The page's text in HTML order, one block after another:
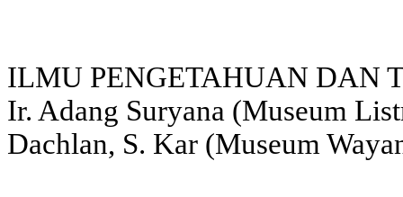
ILMU PENGETAHUAN DAN
Ir. Adang Suryana (Museum
Dachlan, S. Kar (Museum